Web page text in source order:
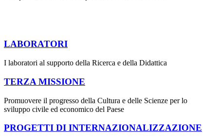
LABORATORI
I laboratori al supporto della Ricerca e della Didattica
TERZA MISSIONE
Promuovere il progresso della Cultura e delle Scienze per lo
sviluppo civile ed economico del Paese
PROGETTI DI INTERNAZIONALIZZAZIONE